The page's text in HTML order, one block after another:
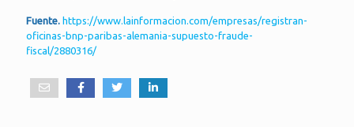
Fuente. https://www.lainformacion.com/empresas/registran-
oficinas-bnp-paribas-alemania-supuesto-fraude-
fiscal/2880316/